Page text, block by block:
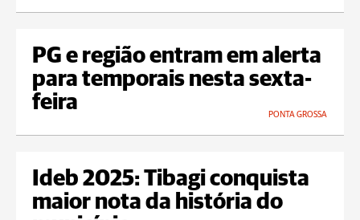
PG e região entram em alerta
para temporais nesta sexta-
feira
PONTA GROSSA
Ideb 2025: Tibagi conquista
maior nota da história do